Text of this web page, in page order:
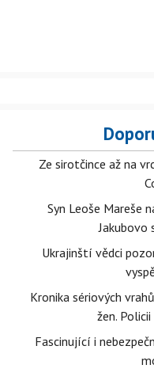
Ze sirotčince až na
Syn Leoše Mareše
Jakubovo
Ukrajinští vědci
Kronika sériových
žen.
Fascinující i